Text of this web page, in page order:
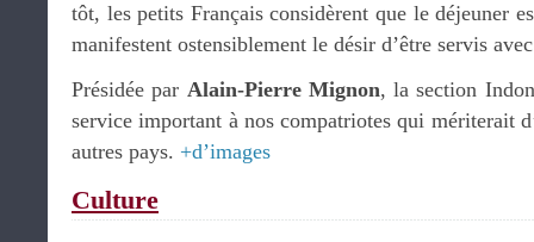
tôt, les petits Français considèrent que le déjeuner
manifestent ostensiblement le désir d’être servis
Présidée par Alain-Pierre Mignon, la section
service important à nos compatriotes qui mériterait
autres pays. +d’images
Culture